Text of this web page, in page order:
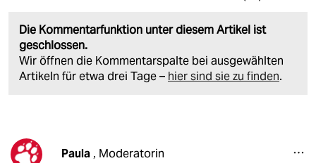
Die Kommentarfunktion unter diesem Artikel ist
geschlossen.
Wir öffnen die Kommentarspalte bei ausgewählten
Artikeln für etwa drei Tage – hier sind sie zu finden.
Paula , Moderatorin